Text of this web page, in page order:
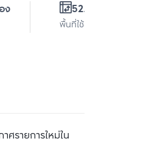
ง 52.5 ตร.ม.
พื้นที่ใช้สอย
ศรายการใหม่ใน